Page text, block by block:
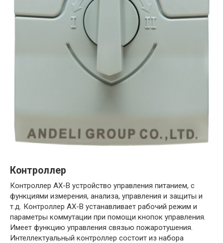
Контроллер
Контроллер АХ-В устройство управления питанием, с
функциями измерения, анализа, управления и защиты и
т.д. Контроллер АХ-В устанавливает рабочий режим и
параметры коммутации при помощи кнопок управления.
Имеет функцию управления связью пожаротушения.
Интеллектуальный контроллер состоит из набора